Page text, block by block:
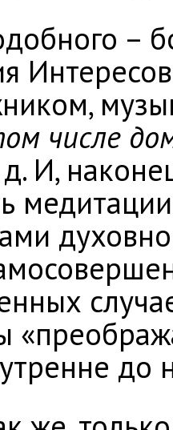
–
числе
д. И,
до